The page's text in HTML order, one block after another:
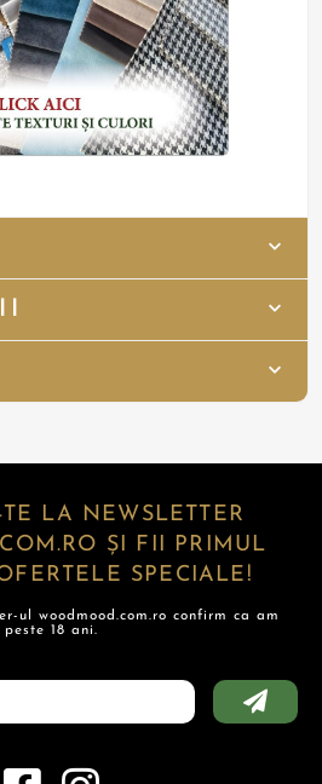
LA NEWSLETTER
ȘI FII PRIMUL
SPECIALE!
ul woodmood.com.ro confirm ca am
peste 18 ani.